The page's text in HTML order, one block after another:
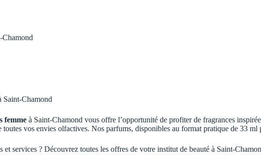
Chamond
Saint-Chamond
femme à Saint-Chamond vous offre l’opportunité de profiter de fragrances
toutes vos envies olfactives. Nos parfums, disponibles au format pratique de 33
services ? Découvrez toutes les offres de votre institut de beauté à Saint-